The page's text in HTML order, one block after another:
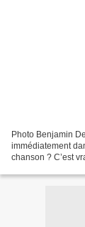
Photo Benjamin
immédiatement
chanson ? C’est